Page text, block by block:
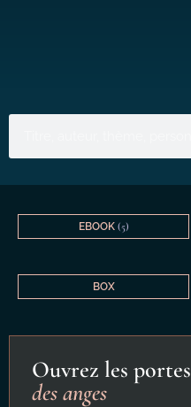
EBOOK (5)
BOX
Ouvrez les portes
des anges